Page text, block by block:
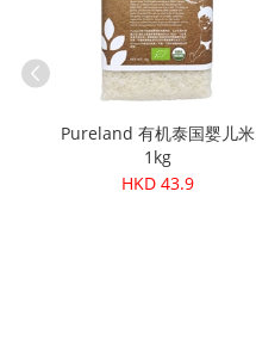
Pureland 有机泰国婴儿米
1kg
HKD 43.9